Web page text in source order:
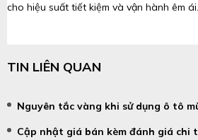
cho hiệu suất tiết kiệm và vận hành êm ái.
TIN LIÊN QUAN
Nguyên tắc vàng khi sử dụng ô tô
Cập nhật giá bán kèm đánh giá chi